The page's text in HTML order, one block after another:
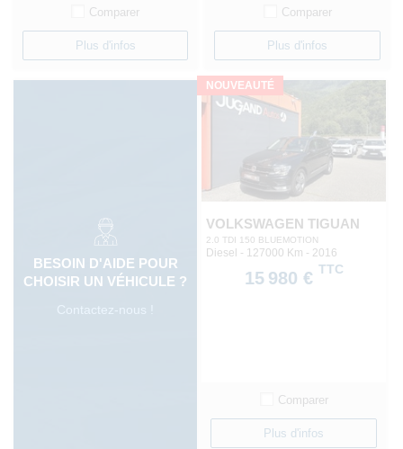
Comparer
Plus d'infos
Comparer
Plus d'infos
BESOIN D'AIDE POUR
CHOISIR UN VÉHICULE ?
Contactez-nous !
NOUVEAUTÉ
VOLKSWAGEN TIGUAN
2.0 TDI 150 BLUEMOTION
Diesel - 127000 Km - 2016
15 980 € TTC
Comparer
Plus d'infos